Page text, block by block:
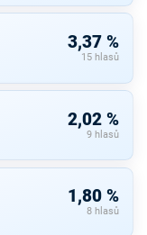
3,37 %
15 hlasů
2,02 %
9 hlasů
1,80 %
8 hlasů